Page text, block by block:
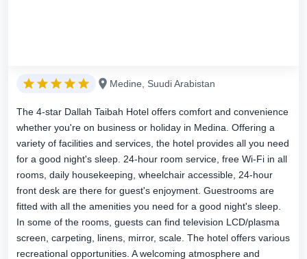
Medine, Suudi Arabistan
The 4-star Dallah Taibah Hotel offers comfort and convenience
whether you're on business or holiday in Medina. Offering a
variety of facilities and services, the hotel provides all you need
for a good night's sleep. 24-hour room service, free Wi-Fi in all
rooms, daily housekeeping, wheelchair accessible, 24-hour
front desk are there for guest's enjoyment. Guestrooms are
fitted with all the amenities you need for a good night's sleep.
In some of the rooms, guests can find television LCD/plasma
screen, carpeting, linens, mirror, scale. The hotel offers various
recreational opportunities. A welcoming atmosphere and